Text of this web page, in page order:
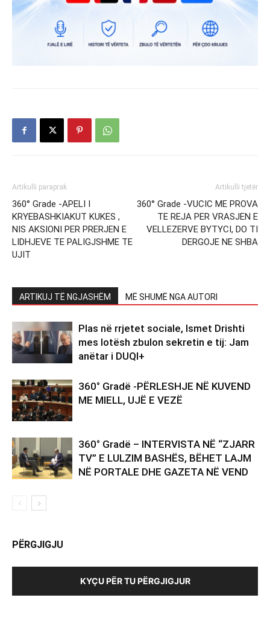
Artikulli paraprak
360° Grade -APELI I
KRYEBASHKIAKUT KUKES ,
NIS AKSIONI PER PRERJEN E
LIDHJEVE TE PALIGJSHME TE
UJIT
Artikulli tjetër
360° Grade -VUCIC ME PROVA
TE REJA PER VRASJEN E
VELLEZERVE BYTYCI, DO TI
DERGOJE NE SHBA
ARTIKUJ TË NGJASHËM MË SHUMË NGA AUTORI
Plas në rrjetet sociale, Ismet Drishti
mes lotësh zbulon sekretin e tij: Jam
anëtar i DUQI+
360° Gradë -PËRLESHJE NË KUVEND
ME MIELL, UJË E VEZË
360° Gradë – INTERVISTA NË “ZJARR
TV” E LULZIM BASHËS, BËHET LAJM
NË PORTALE DHE GAZETA NË VEND
PËRGJIGJU
KYÇU PËR TU PËRGJIGJUR